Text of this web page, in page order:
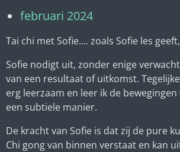
februari 2024
Tai chi met Sofie.... zoals Sofie les
Sofie nodigt uit, zonder enige
van een resultaat of uitkomst.
erg leerzaam en leer ik de
een subtiele manier.
De kracht van Sofie is dat zij de pure
Chi gong van binnen verstaat en kan